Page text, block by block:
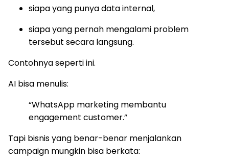
siapa yang punya data internal,
siapa yang pernah mengalami problem
tersebut secara langsung.
Contohnya seperti ini.
AI bisa menulis:
“WhatsApp marketing membantu
engagement customer.”
Tapi bisnis yang benar-benar menjalankan
campaign mungkin bisa berkata: